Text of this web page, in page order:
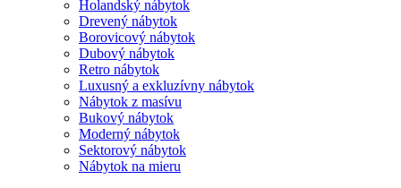
Holandský nábytok
Drevený nábytok
Borovicový nábytok
Dubový nábytok
Retro nábytok
Luxusný a exkluzívny nábytok
Nábytok z masívu
Bukový nábytok
Moderný nábytok
Sektorový nábytok
Nábytok na mieru